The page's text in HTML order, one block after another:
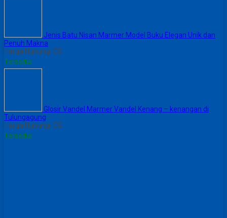
Jenis Batu Nisan Marmer Model Buku Elegan Unik dan
Penuh Makna
Harga Hubungi CS
Tersedia
Glosir Vandel Marmer Vandel Kenang – kenangan di
Tulungagung
Harga Hubungi CS
Tersedia